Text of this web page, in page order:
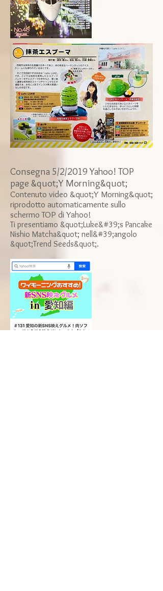
Consegna 5/2/2019 Yahoo! TOP
page &quot;Y Morning&quot;
Contenuto video &quot;Y Morning&quot;
riprodotto automaticamente sullo
schermo TOP di Yahoo!
Ti presentiamo &quot;Luke&#39;s Pancake
Nishio Matcha&quot; nell&#39;angolo
&quot;Trend Seeds&quot;.